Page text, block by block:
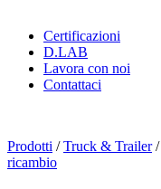
Certificazioni
D.LAB
Lavora con noi
Contattaci
Prodotti /Truck & Trailer/
ricambio